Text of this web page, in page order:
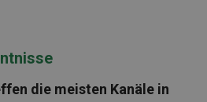
die meisten Kanäle in